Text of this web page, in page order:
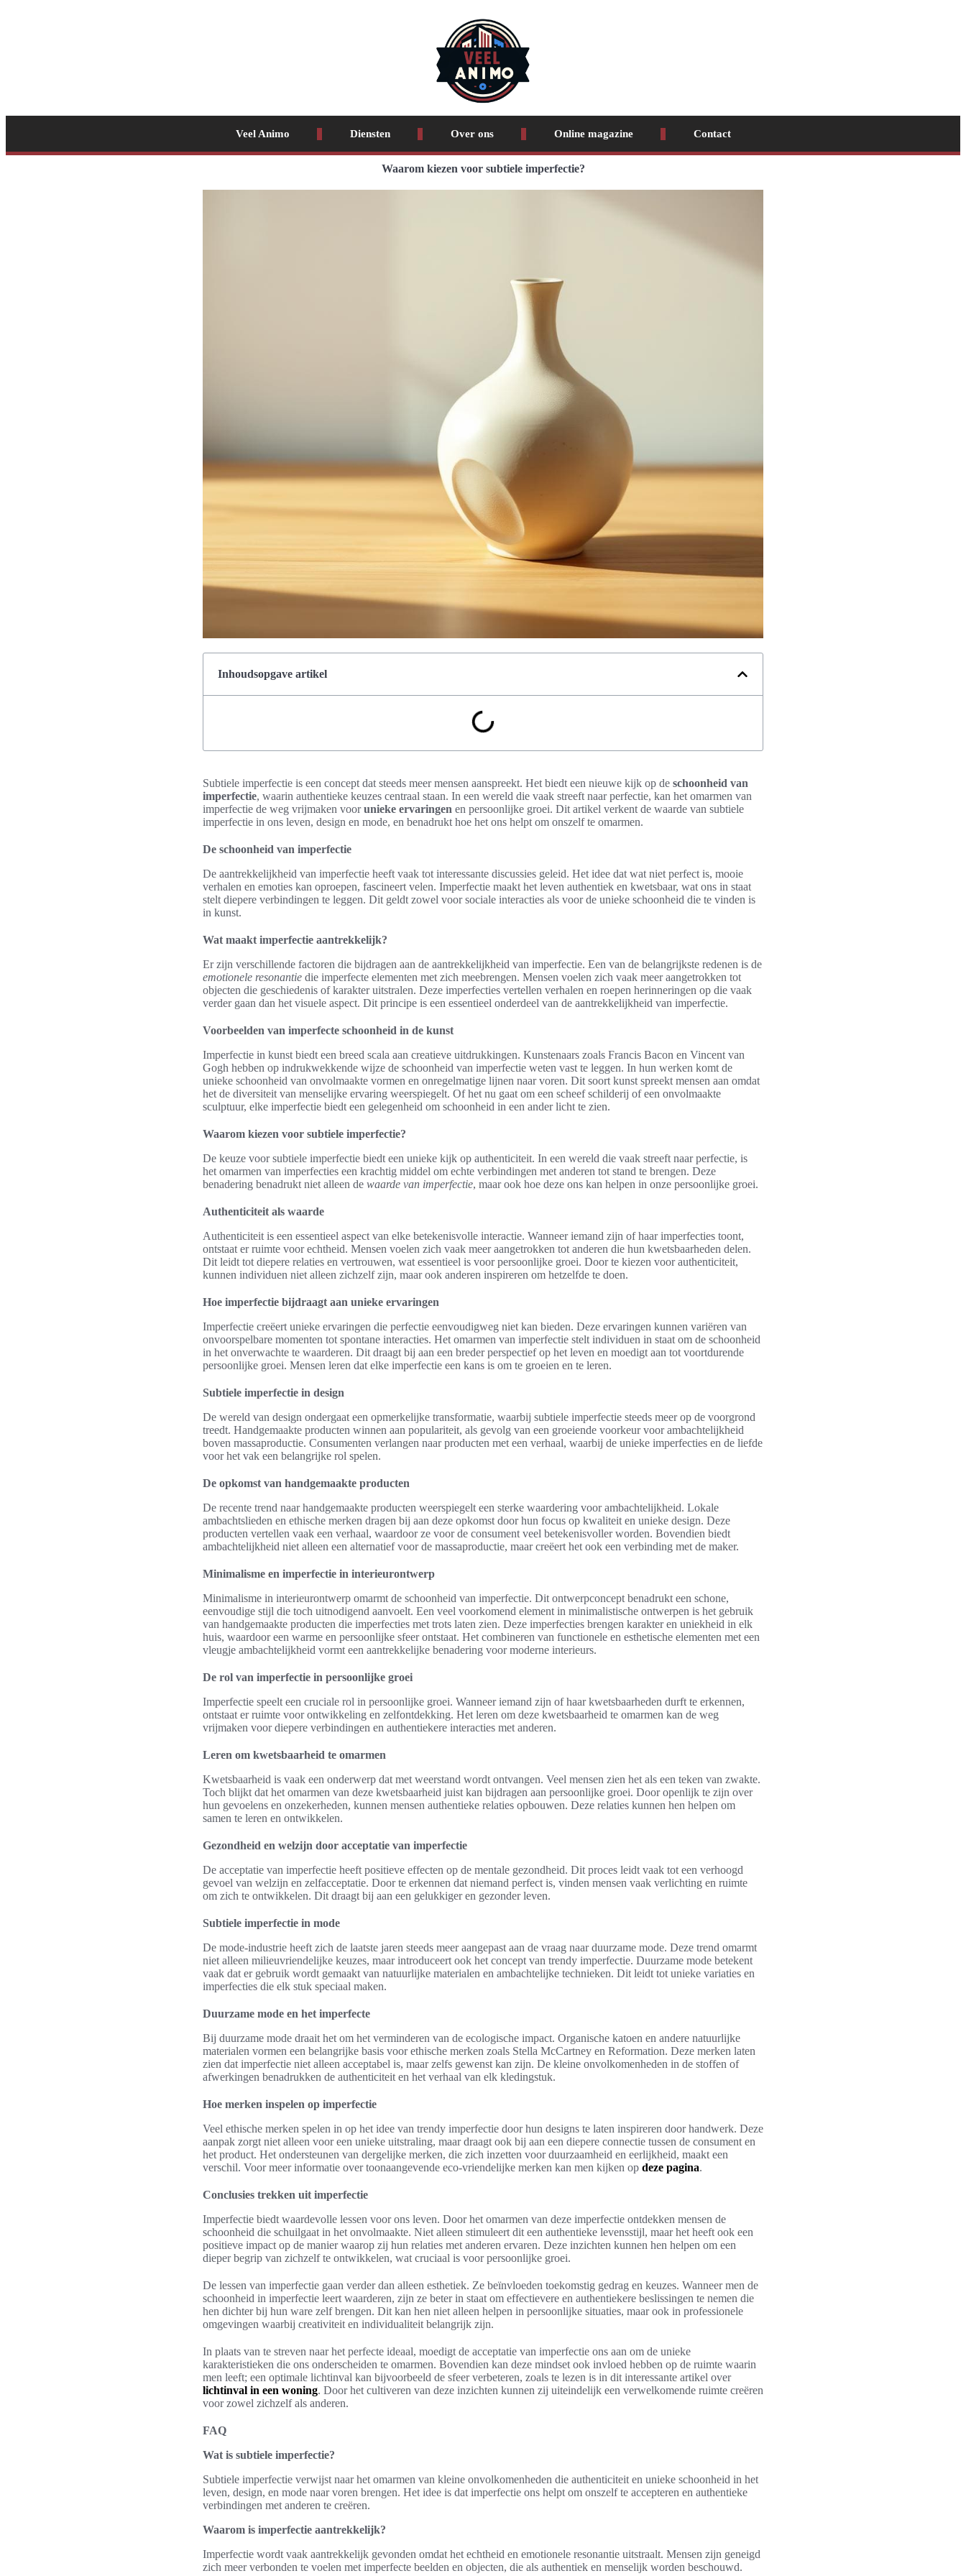
Veel Animo Diensten Over ons Online magazine Contact
Waarom kiezen voor subtiele imperfectie?
Inhoudsopgave artikel
Subtiele imperfectie is een concept dat steeds meer mensen aanspreekt. Het biedt een nieuwe kijk op de schoonheid van
imperfectie, waarin authentieke keuzes centraal staan. In een wereld die vaak streeft naar perfectie, kan het omarmen van
imperfectie de weg vrijmaken voorunieke ervaringen en persoonlijke groei. Dit artikel verkent de waarde van subtiele
imperfectie in ons leven, design en mode, en benadrukt hoe het ons helpt om onszelf te omarmen.
De schoonheid van imperfectie
De aantrekkelijkheid van imperfectie heeft vaak tot interessante discussies geleid. Het idee dat wat niet perfect is, mooie
verhalen en emoties kan oproepen, fascineert velen. Imperfectie maakt het leven authentiek en kwetsbaar, wat ons in staat
stelt diepere verbindingen te leggen. Dit geldt zowel voor sociale interacties als voor de unieke schoonheid die te vinden is
in kunst.
Wat maakt imperfectie aantrekkelijk?
Er zijn verschillende factoren die bijdragen aan de aantrekkelijkheid van imperfectie. Een van de belangrijkste redenen is de
emotionele resonantie die imperfecte elementen met zich meebrengen. Mensen voelen zich vaak meer aangetrokken tot
objecten die geschiedenis of karakter uitstralen. Deze imperfecties vertellen verhalen en roepen herinneringen op die vaak
verder gaan dan het visuele aspect. Dit principe is een essentieel onderdeel van de aantrekkelijkheid van imperfectie.
Voorbeelden van imperfecte schoonheid in de kunst
Imperfectie in kunst biedt een breed scala aan creatieve uitdrukkingen. Kunstenaars zoals Francis Bacon en Vincent van
Gogh hebben op indrukwekkende wijze de schoonheid van imperfectie weten vast te leggen. In hun werken komt de
unieke schoonheid van onvolmaakte vormen en onregelmatige lijnen naar voren. Dit soort kunst spreekt mensen aan omdat
het de diversiteit van menselijke ervaring weerspiegelt. Of het nu gaat om een scheef schilderij of een onvolmaakte
sculptuur, elke imperfectie biedt een gelegenheid om schoonheid in een ander licht te zien.
Waarom kiezen voor subtiele imperfectie?
De keuze voor subtiele imperfectie biedt een unieke kijk op authenticiteit. In een wereld die vaak streeft naar perfectie, is
het omarmen van imperfecties een krachtig middel om echte verbindingen met anderen tot stand te brengen. Deze
benadering benadrukt niet alleen de waarde van imperfectie, maar ook hoe deze ons kan helpen in onze persoonlijke groei.
Authenticiteit als waarde
Authenticiteit is een essentieel aspect van elke betekenisvolle interactie. Wanneer iemand zijn of haar imperfecties toont,
ontstaat er ruimte voor echtheid. Mensen voelen zich vaak meer aangetrokken tot anderen die hun kwetsbaarheden delen.
Dit leidt tot diepere relaties en vertrouwen, wat essentieel is voor persoonlijke groei. Door te kiezen voor authenticiteit,
kunnen individuen niet alleen zichzelf zijn, maar ook anderen inspireren om hetzelfde te doen.
Hoe imperfectie bijdraagt aan unieke ervaringen
Imperfectie creëert unieke ervaringen die perfectie eenvoudigweg niet kan bieden. Deze ervaringen kunnen variëren van
onvoorspelbare momenten tot spontane interacties. Het omarmen van imperfectie stelt individuen in staat om de schoonheid
in het onverwachte te waarderen. Dit draagt bij aan een breder perspectief op het leven en moedigt aan tot voortdurende
persoonlijke groei. Mensen leren dat elke imperfectie een kans is om te groeien en te leren.
Subtiele imperfectie in design
De wereld van design ondergaat een opmerkelijke transformatie, waarbij subtiele imperfectie steeds meer op de voorgrond
treedt. Handgemaakte producten winnen aan populariteit, als gevolg van een groeiende voorkeur voor ambachtelijkheid
boven massaproductie. Consumenten verlangen naar producten met een verhaal, waarbij de unieke imperfecties en de liefde
voor het vak een belangrijke rol spelen.
De opkomst van handgemaakte producten
De recente trend naar handgemaakte producten weerspiegelt een sterke waardering voor ambachtelijkheid. Lokale
ambachtslieden en ethische merken dragen bij aan deze opkomst door hun focus op kwaliteit en unieke design. Deze
producten vertellen vaak een verhaal, waardoor ze voor de consument veel betekenisvoller worden. Bovendien biedt
ambachtelijkheid niet alleen een alternatief voor de massaproductie, maar creëert het ook een verbinding met de maker.
Minimalisme en imperfectie in interieurontwerp
Minimalisme in interieurontwerp omarmt de schoonheid van imperfectie. Dit ontwerpconcept benadrukt een schone,
eenvoudige stijl die toch uitnodigend aanvoelt. Een veel voorkomend element in minimalistische ontwerpen is het gebruik
van handgemaakte producten die imperfecties met trots laten zien. Deze imperfecties brengen karakter en uniekheid in elk
huis, waardoor een warme en persoonlijke sfeer ontstaat. Het combineren van functionele en esthetische elementen met een
vleugje ambachtelijkheid vormt een aantrekkelijke benadering voor moderne interieurs.
De rol van imperfectie in persoonlijke groei
Imperfectie speelt een cruciale rol in persoonlijke groei. Wanneer iemand zijn of haar kwetsbaarheden durft te erkennen,
ontstaat er ruimte voor ontwikkeling en zelfontdekking. Het leren om deze kwetsbaarheid te omarmen kan de weg
vrijmaken voor diepere verbindingen en authentiekere interacties met anderen.
Leren om kwetsbaarheid te omarmen
Kwetsbaarheid is vaak een onderwerp dat met weerstand wordt ontvangen. Veel mensen zien het als een teken van zwakte.
Toch blijkt dat het omarmen van deze kwetsbaarheid juist kan bijdragen aan persoonlijke groei. Door openlijk te zijn over
hun gevoelens en onzekerheden, kunnen mensen authentieke relaties opbouwen. Deze relaties kunnen hen helpen om
samen te leren en ontwikkelen.
Gezondheid en welzijn door acceptatie van imperfectie
De acceptatie van imperfectie heeft positieve effecten op de mentale gezondheid. Dit proces leidt vaak tot een verhoogd
gevoel van welzijn en zelfacceptatie. Door te erkennen dat niemand perfect is, vinden mensen vaak verlichting en ruimte
om zich te ontwikkelen. Dit draagt bij aan een gelukkiger en gezonder leven.
Subtiele imperfectie in mode
De mode-industrie heeft zich de laatste jaren steeds meer aangepast aan de vraag naar duurzame mode. Deze trend omarmt
niet alleen milieuvriendelijke keuzes, maar introduceert ook het concept van trendy imperfectie. Duurzame mode betekent
vaak dat er gebruik wordt gemaakt van natuurlijke materialen en ambachtelijke technieken. Dit leidt tot unieke variaties en
imperfecties die elk stuk speciaal maken.
Duurzame mode en het imperfecte
Bij duurzame mode draait het om het verminderen van de ecologische impact. Organische katoen en andere natuurlijke
materialen vormen een belangrijke basis voor ethische merken zoals Stella McCartney en Reformation. Deze merken laten
zien dat imperfectie niet alleen acceptabel is, maar zelfs gewenst kan zijn. De kleine onvolkomenheden in de stoffen of
afwerkingen benadrukken de authenticiteit en het verhaal van elk kledingstuk.
Hoe merken inspelen op imperfectie
Veel ethische merken spelen in op het idee van trendy imperfectie door hun designs te laten inspireren door handwerk. Deze
aanpak zorgt niet alleen voor een unieke uitstraling, maar draagt ook bij aan een diepere connectie tussen de consument en
het product. Het ondersteunen van dergelijke merken, die zich inzetten voor duurzaamheid en eerlijkheid, maakt een
verschil. Voor meer informatie over toonaangevende eco-vriendelijke merken kan men kijken op deze pagina.
Conclusies trekken uit imperfectie
Imperfectie biedt waardevolle lessen voor ons leven. Door het omarmen van deze imperfectie ontdekken mensen de
schoonheid die schuilgaat in het onvolmaakte. Niet alleen stimuleert dit een authentieke levensstijl, maar het heeft ook een
positieve impact op de manier waarop zij hun relaties met anderen ervaren. Deze inzichten kunnen hen helpen om een
dieper begrip van zichzelf te ontwikkelen, wat cruciaal is voor persoonlijke groei.
De lessen van imperfectie gaan verder dan alleen esthetiek. Ze beïnvloeden toekomstig gedrag en keuzes. Wanneer men de
schoonheid in imperfectie leert waarderen, zijn ze beter in staat om effectievere en authentiekere beslissingen te nemen die
hen dichter bij hun ware zelf brengen. Dit kan hen niet alleen helpen in persoonlijke situaties, maar ook in professionele
omgevingen waarbij creativiteit en individualiteit belangrijk zijn.
In plaats van te streven naar het perfecte ideaal, moedigt de acceptatie van imperfectie ons aan om de unieke
karakteristieken die ons onderscheiden te omarmen. Bovendien kan deze mindset ook invloed hebben op de ruimte waarin
men leeft; een optimale lichtinval kan bijvoorbeeld de sfeer verbeteren, zoals te lezen is in dit interessante artikel over
lichtinval in een woning. Door het cultiveren van deze inzichten kunnen zij uiteindelijk een verwelkomende ruimte creëren
voor zowel zichzelf als anderen.
FAQ
Wat is subtiele imperfectie?
Subtiele imperfectie verwijst naar het omarmen van kleine onvolkomenheden die authenticiteit en unieke schoonheid in het
leven, design, en mode naar voren brengen. Het idee is dat imperfectie ons helpt om onszelf te accepteren en authentieke
verbindingen met anderen te creëren.
Waarom is imperfectie aantrekkelijk?
Imperfectie wordt vaak aantrekkelijk gevonden omdat het echtheid en emotionele resonantie uitstraalt. Mensen zijn geneigd
zich meer verbonden te voelen met imperfecte beelden en objecten, die als authentiek en menselijk worden beschouwd.